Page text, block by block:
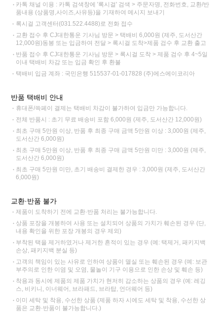
카톡 채널 이용 : 카톡 검색창에 '록시걸' 검색 > 주문자명, 전화번호, 교환/반
품내용 (상품명,사이즈,사유등)을 기재하여 메시지 보내기
록시걸 고객센터(031.522.4488)로 전화 접수
교환 접수 후 CJ대한통운 기사님 방문 > 택배비 6,000원 (제주, 도서산간
12,000원)동봉 또는 입금하여 전달 > 록시걸 도착>제품 검수 후 교환 출고
반품 접수 후 CJ대한통운 기사님 방문 > 록시걸 도착 > 제품 검수 후 4~5일
이내 택배비 차감 또는 입금 확인 후 환불
택배비 입금 계좌 : 국민은행 515537-01-017828 (주)에스에이코리아
반품 택배비 안내
휴대폰/쓱페이 결제는 택배비 차감이 불가하여 입금만 가능합니다.
전체 반품시 : 초기 무료 배송비 포함 6,000원 (제주, 도서산간 12,000원)
최초 구매 5만원 이상, 반품 후 최종 구매 금액 5만원 이상 : 3,000원 (제주,
도서산간 6,000원)
최초 구매 5만원 이상, 반품 후 최종 구매 금액 5만원 미만 : 3,000원 (제주,
도서산간 6,000원)
최초 구매 5만원 미만, 초기 배송비 결제한 경우 : 3,000원 (제주, 도서산간
6,000원)
교환·반품 불가
제품이 도착하기 전에 교환·반품 처리는 불가능합니다.
상품 포장을 개봉하여 사용 또는 설치되어 상품의 가치가 훼손된 경우 (단,
내용 확인을 위한 포장 개봉의 경우 제외)
부착된 택을 제거하였거나 제거한 흔적이 있는 경우 (예: 택제거, 패키지백
손상, 패키지백 분실 등)
고객의 책임이 있는 사유로 인하여 상품이 멸실 또는 훼손된 경우 (예: 보관
부주의로 인한 이염 및 오염, 물놀이 기구 이용으로 인한 손상 및 훼손 등)
착용과 동시에 제품의 제품 가치가 현저히 감소하는 상품의 경우 (예: 레깅
스, 비키니, 이너웨어, 브라패드, 브라탑, 언더웨어 등)
이미 세탁 및 착용, 수선한 상품 (제품 하자 시에도 세탁 및 착용, 수선한 상
품은 교환·반품이 불가능합니다.)